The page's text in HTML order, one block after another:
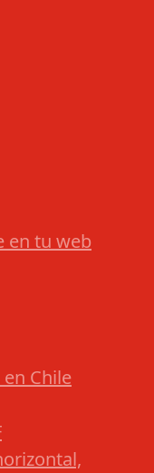
en tu web
Chile